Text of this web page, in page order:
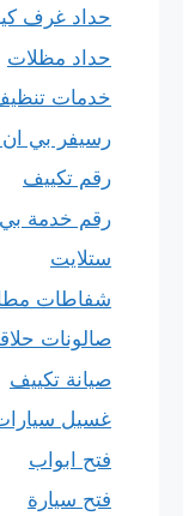
حداد غرف
حداد مظلات
خدمات
رسيفر بي
رقم تكييف
رقم خدمة
ستلايت
شفاطات
صالونات
صيانة تكييف
غسيل
فتح ابواب
فتح سيارة